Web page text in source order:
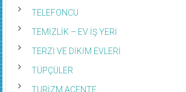
TELEFONCU
TEMİZLİK – EV İŞ YERİ
TERZİ VE DİKİM EVLERİ
TÜPÇÜLER
TURİZM ACENTE